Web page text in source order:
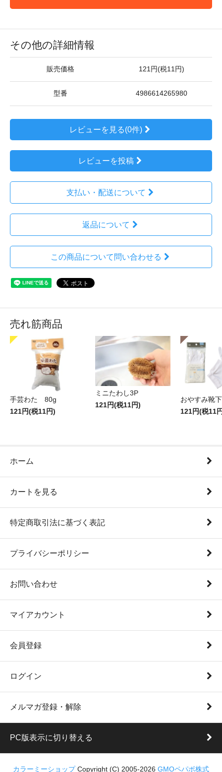
その他の詳細情報
販売価格 121円(税11円)
型番 4986614265980
レビューを見る(0件)
レビューを投稿
支払い・配送について
返品について
この商品について問い合わせる
売れ筋商品
手芸わた 80g
121円(税11円)
ミニたわし3P
121円(税11円)
おやすみ靴下
121円(税11
ホーム
カートを見る
特定商取引法に基づく表記
プライバシーポリシー
お問い合わせ
マイアカウント
会員登録
ログイン
メルマガ登録・解除
PC版表示に切り替える
カラーミーショップ Copyright (C) 2005-2026 GMOペパボ株式